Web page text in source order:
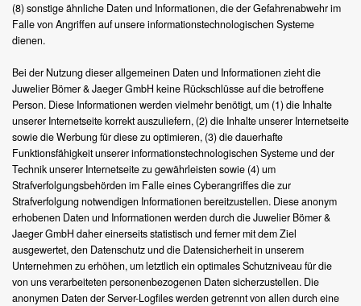
(8) sonstige ähnliche Daten und Informationen, die der Gefahrenabwehr im
Falle von Angriffen auf unsere informationstechnologischen Systeme
dienen.
Bei der Nutzung dieser allgemeinen Daten und Informationen zieht die
Juwelier Bömer & Jaeger GmbH keine Rückschlüsse auf die betroffene
Person. Diese Informationen werden vielmehr benötigt, um (1) die Inhalte
unserer Internetseite korrekt auszuliefern, (2) die Inhalte unserer Internetseite
sowie die Werbung für diese zu optimieren, (3) die dauerhafte
Funktionsfähigkeit unserer informationstechnologischen Systeme und der
Technik unserer Internetseite zu gewährleisten sowie (4) um
Strafverfolgungsbehörden im Falle eines Cyberangriffes die zur
Strafverfolgung notwendigen Informationen bereitzustellen. Diese anonym
erhobenen Daten und Informationen werden durch die Juwelier Bömer &
Jaeger GmbH daher einerseits statistisch und ferner mit dem Ziel
ausgewertet, den Datenschutz und die Datensicherheit in unserem
Unternehmen zu erhöhen, um letztlich ein optimales Schutzniveau für die
von uns verarbeiteten personenbezogenen Daten sicherzustellen. Die
anonymen Daten der Server-Logfiles werden getrennt von allen durch eine